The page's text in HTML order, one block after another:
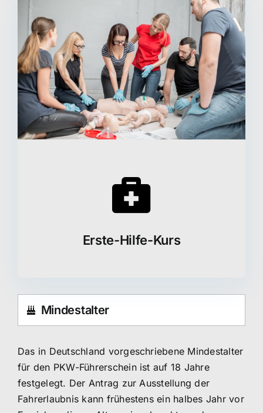
Erste-Hilfe-Kurs
Mindestalter
Das in Deutschland vorgeschriebene Mindestalter
für den PKW-Führerschein ist auf 18 Jahre
festgelegt. Der Antrag zur Ausstellung der
Fahrerlaubnis kann frühestens ein halbes Jahr vor